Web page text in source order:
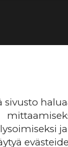
sivusto